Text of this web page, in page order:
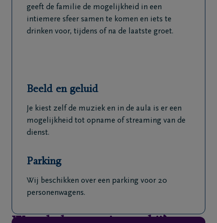
geeft de familie de mogelijkheid in een
intiemere sfeer samen te komen en iets te
drinken voor, tijdens of na de laatste groet.
Beeld en geluid
Je kiest zelf de muziek en in de aula is er een
mogelijkheid tot opname of streaming van de
dienst.
Parking
Wij beschikken over een parking voor 20
personenwagens.